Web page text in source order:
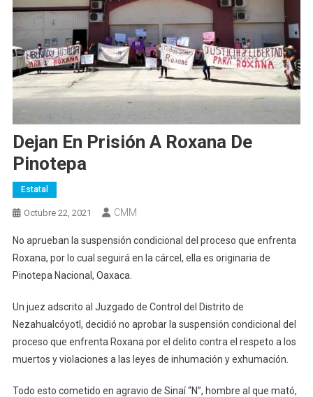
Dejan En Prisión A Roxana De
Pinotepa
Estatal
Octubre 22, 2021 CMM
No aprueban la suspensión condicional del proceso que enfrenta
Roxana, por lo cual seguirá en la cárcel, ella es originaria de
Pinotepa Nacional, Oaxaca.
Un juez adscrito al Juzgado de Control del Distrito de
Nezahualcóyotl, decidió no aprobar la suspensión condicional del
proceso que enfrenta Roxana por el delito contra el respeto a los
muertos y violaciones a las leyes de inhumación y exhumación.
Todo esto cometido en agravio de Sinaí “N”, hombre al que mató,